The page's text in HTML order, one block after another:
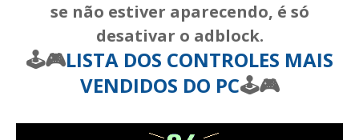
se não estiver aparecendo, é só
desativar o adblock.
🕹️🎮LISTA DOS CONTROLES MAIS
VENDIDOS DO PC🕹️🎮